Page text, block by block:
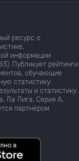
ресурс о
информации
Публикует рейтинги
обучающие
статистику:
и статистику
Ла Лига, Серия А,
партнёром